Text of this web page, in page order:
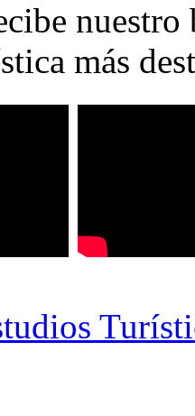
nuestro
más